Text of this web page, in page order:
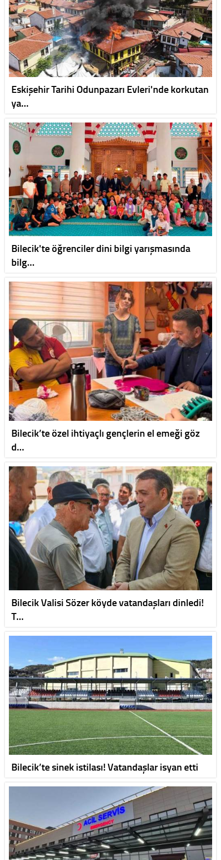
Eskişehir Tarihi Odunpazarı Evleri'nde korkutan
ya…
Bilecik'te öğrenciler dini bilgi yarışmasında
bilg…
Bilecik’te özel ihtiyaçlı gençlerin el emeği göz
d…
Bilecik Valisi Sözer köyde vatandaşları dinledi!
T…
Bilecik’te sinek istilası! Vatandaşlar isyan etti